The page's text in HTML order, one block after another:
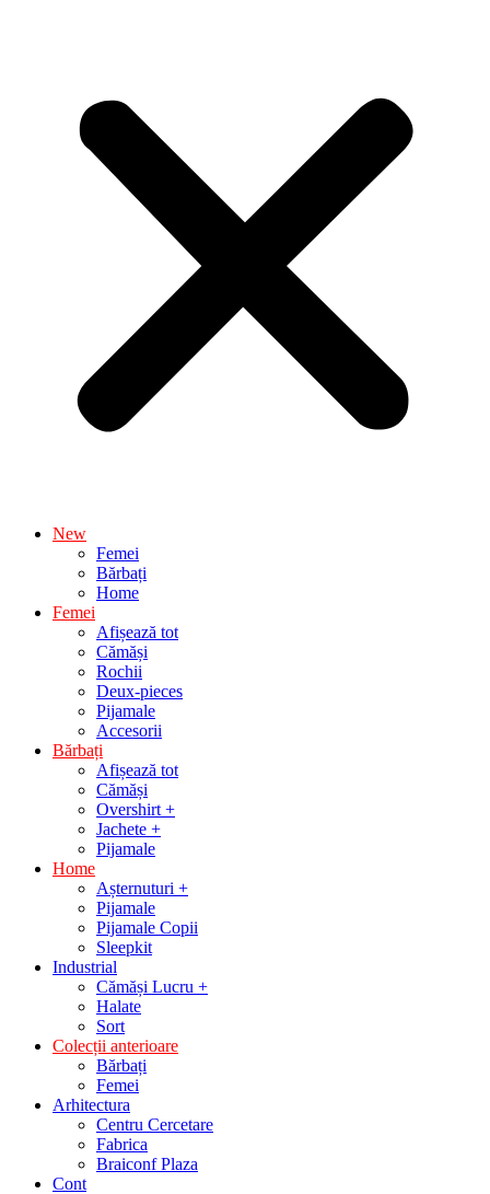
New
Femei
Bărbați
Home
Femei
Afișează tot
Cămăși
Rochii
Deux-pieces
Pijamale
Accesorii
Bărbați
Afișează tot
Cămăși
Overshirt +
Jachete +
Pijamale
Home
Așternuturi +
Pijamale
Pijamale Copii
Sleepkit
Industrial
Cămăși Lucru +
Halate
Sort
Colecții anterioare
Bărbați
Femei
Arhitectura
Centru Cercetare
Fabrica
Braiconf Plaza
Cont